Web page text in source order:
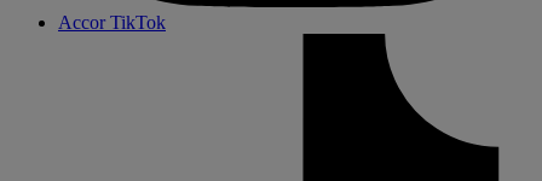
Accor TikTok